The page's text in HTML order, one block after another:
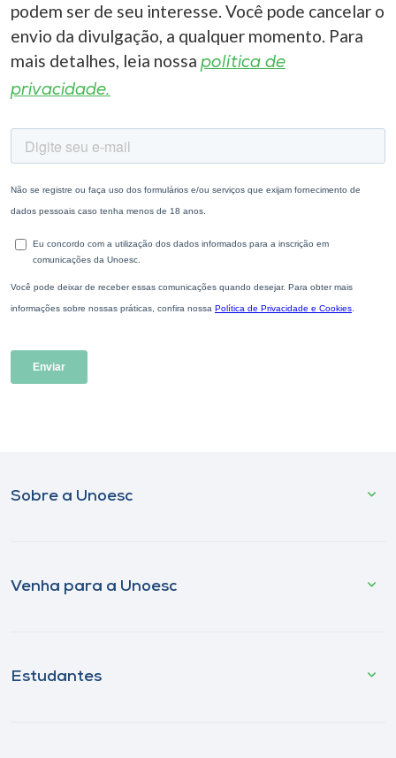
podem ser de seu interesse. Você pode cancelar o
envio da divulgação, a qualquer momento. Para
mais detalhes, leia nossa política de
privacidade.
Sobre a Unoesc
Venha para a Unoesc
Estudantes